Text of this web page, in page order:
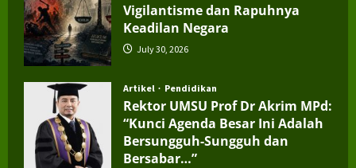
Vigilantisme dan Rapuhnya
Keadilan Negara
July 30, 2026
Artikel Pendidikan
Rektor UMSU Prof Dr Akrim MPd:
“Kunci Agenda Besar Ini Adalah
Bersungguh-Sungguh dan
Bersabar…”